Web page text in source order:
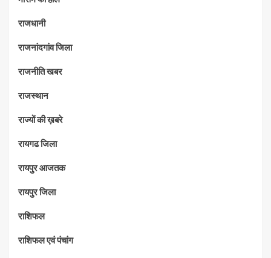
राजधानी
राजनांदगांव जिला
राजनीति खबर
राजस्थान
राज्यों की ख़बरे
रायगढ जिला
रायपुर आजतक
रायपुर जिला
राशिफल
राशिफल एवं पंचांग